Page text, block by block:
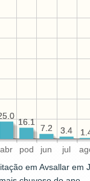
abr pod jun jul
3.4
7.2
16.1
3.4
7.2
16.1
em Avsallar em